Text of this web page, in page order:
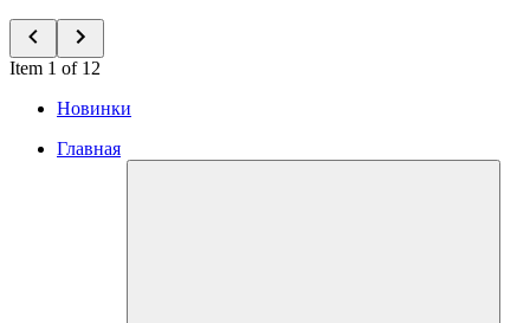
Item 1 of 12
Новинки
Главная